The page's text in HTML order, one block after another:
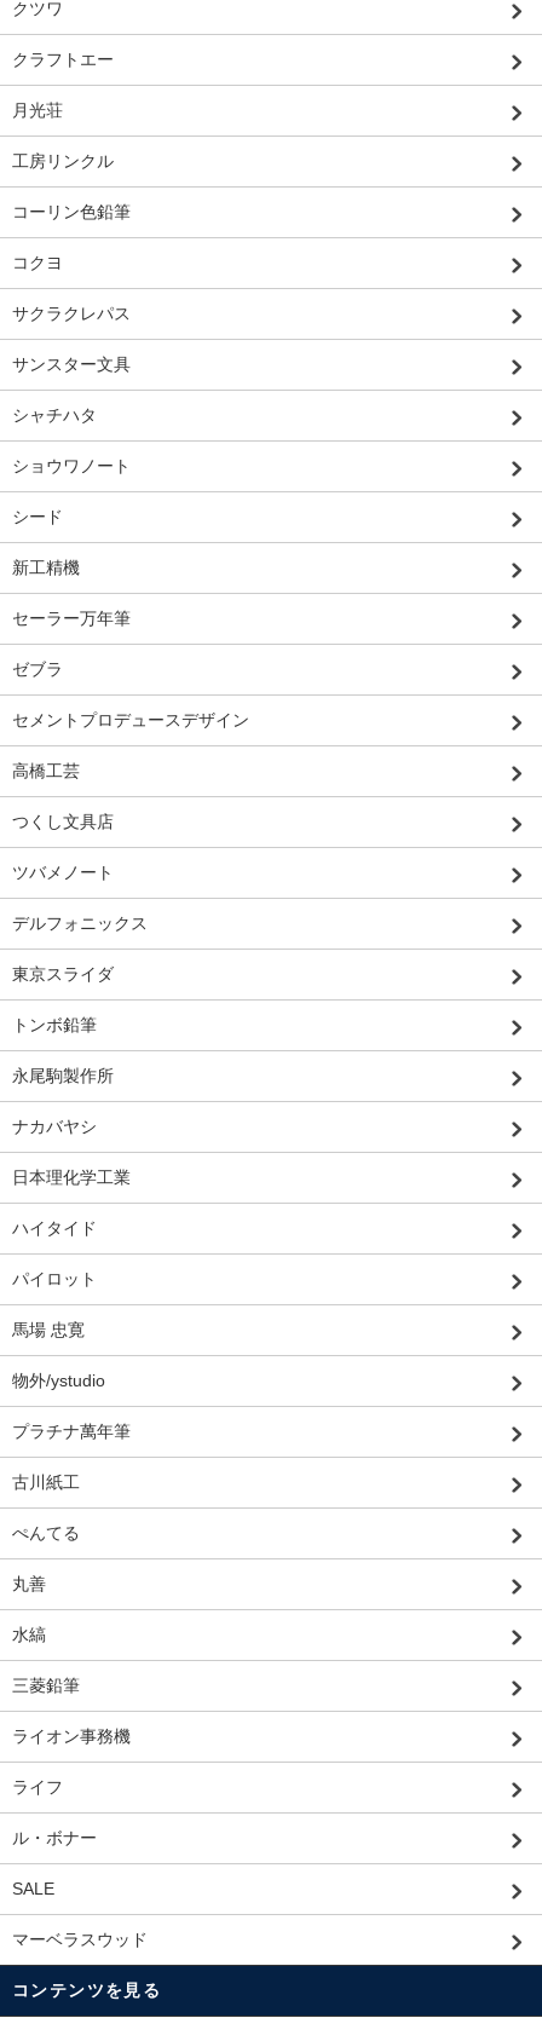
クツワ
クラフトエー
月光荘
工房リンクル
コーリン色鉛筆
コクヨ
サクラクレパス
サンスター文具
シャチハタ
ショウワノート
シード
新工精機
セーラー万年筆
ゼブラ
セメントプロデュースデザイン
高橋工芸
つくし文具店
ツバメノート
デルフォニックス
東京スライダ
トンボ鉛筆
永尾駒製作所
ナカバヤシ
日本理化学工業
ハイタイド
パイロット
馬場 忠寛
物外/ystudio
プラチナ萬年筆
古川紙工
ぺんてる
丸善
水縞
三菱鉛筆
ライオン事務機
ライフ
ル・ボナー
SALE
マーベラスウッド
コンテンツを見る